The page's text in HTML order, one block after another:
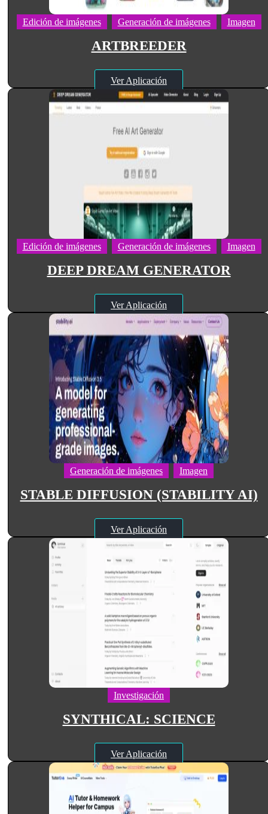
Edición de imágenes Generación de imágenes Imagen
ARTBREEDER
Ver Aplicación
Edición de imágenes Generación de imágenes Imagen
DEEP DREAM GENERATOR
Ver Aplicación
Generación de imágenes Imagen
STABLE DIFFUSION (STABILITY AI)
Ver Aplicación
Investigación
SYNTHICAL: SCIENCE
Ver Aplicación